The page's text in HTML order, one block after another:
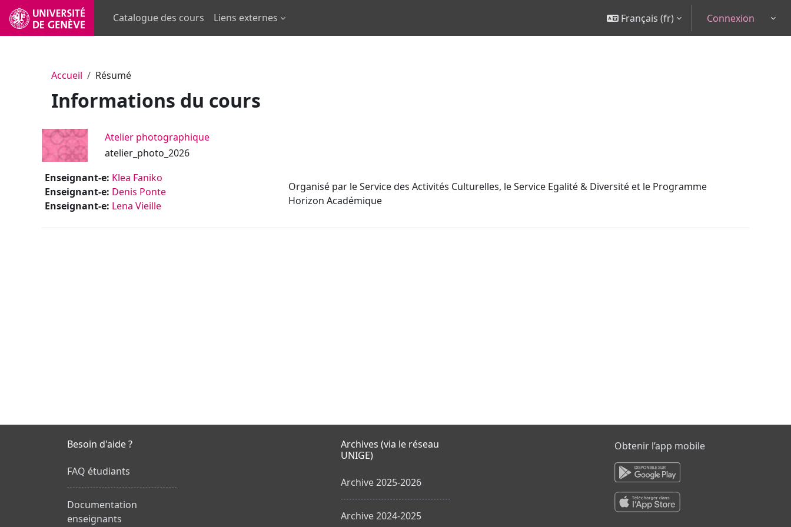
Passer au contenu principal
Catalogue des cours
Liens externes Français ‎(fr)‎ Connexion
Accueil Résumé
Informations du cours
Atelier photographique
atelier_photo_2026
Enseignant-e: Klea Faniko
Enseignant-e: Denis Ponte
Enseignant-e: Lena Vieille
Organisé par le Service des Activités Culturelles, le Service Egalité & Diversité et le Programme
Horizon Académique
Besoin d'aide ?
FAQ étudiants
Documentation
enseignants
Archives (via le réseau
UNIGE)
Archive 2025-2026
Archive 2024-2025
Obtenir l’app mobile